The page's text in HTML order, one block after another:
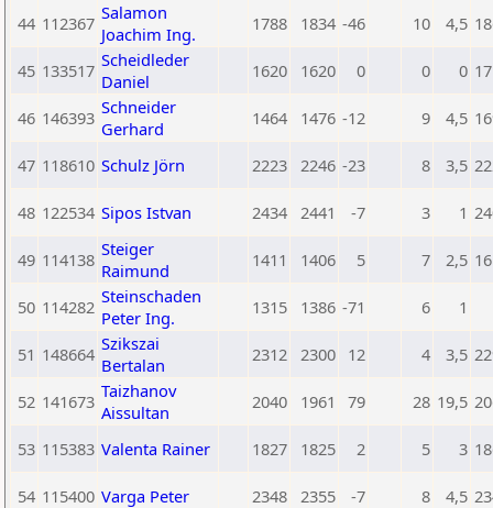
44 112367 Salamon
Joachim Ing.
1788 1834 -46 10 4,5
45 133517 Scheidleder
Daniel
1620 1620 0 0 0
46 146393 Schneider
Gerhard
1464 1476 -12 9 4,5
47 118610 Schulz Jörn 2223 2246 -23 8 3,5
48 122534 Sipos Istvan 2434 2441 -7 3 1
49 114138 Steiger
Raimund
1411 1406 5 7 2,5
50 114282 Steinschaden
Peter Ing.
1315 1386 -71 6 1
51 148664 Szikszai
Bertalan
2312 2300 12 4 3,5
52 141673 Taizhanov
Aissultan
2040 1961 79 28 19,5
53 115383 Valenta Rainer 1827 1825 2 5 3
54 115400 Varga Peter 2348 2355 -7 8 4,5